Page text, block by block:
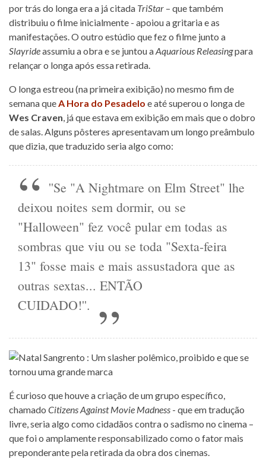
por trás do longa era a já citada TriStar – que também
distribuiu o filme inicialmente - apoiou a gritaria e as
manifestações. O outro estúdio que fez o filme junto a
Slayrideassumiu a obra e se juntou aAquarious Releasingpara
relançar o longa após essa retirada.
O longa estreou (na primeira exibição) no mesmo fim de
semana queA Hora do Pesadelo e até superou o longa de
Wes Craven, já que estava em exibição em mais que o dobro
de salas. Alguns pôsteres apresentavam um longo preâmbulo
que dizia, que traduzido seria algo como:
''Se "A Nightmare on Elm Street" lhe
deixou noites sem dormir, ou se
"Halloween" fez você pular em todas as
sombras que viu ou se toda "Sexta-feira
13" fosse mais e mais assustadora que as
outras sextas... ENTÃO
CUIDADO!''.
É curioso que houve a criação de um grupo específico,
chamado Citizens Against Movie Madness - que em tradução
livre, seria algo como cidadãos contra o sadismo no cinema –
que foi o amplamente responsabilizado como o fator mais
preponderante pela retirada da obra dos cinemas.